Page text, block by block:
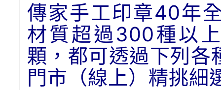
傳家手工印章40年
材質超過300種以
顆，都可透過下列各
門市（線上）精挑細